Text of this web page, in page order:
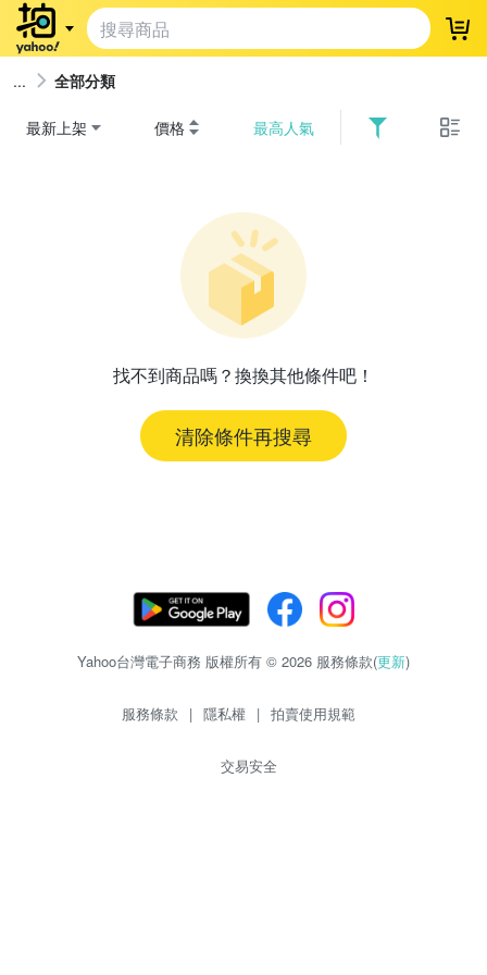
登
全部分類
最新上架 價格 最高人氣
找不到商品嗎？換換其他條件吧！
清除條件再搜尋
Yahoo台灣電子商務 版權所有 © 2026 服務條款(更新)
服務條款 | 隱私權 | 拍賣使用規範
交易安全